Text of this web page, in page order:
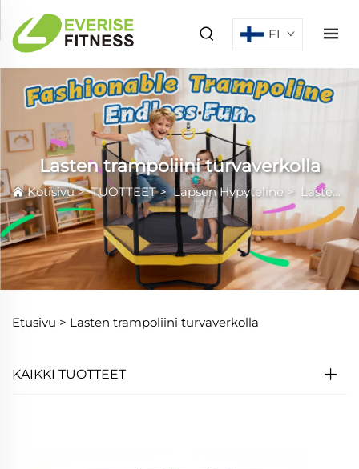
FI
Lasten trampoliini turvaverkolla
Kotisivu>TUOTTEET>Lapsen Hypyteline> Lasten trampoliini turvaverkolla
Etusivu > Lasten trampoliini turvaverkolla
KAIKKI TUOTTEET